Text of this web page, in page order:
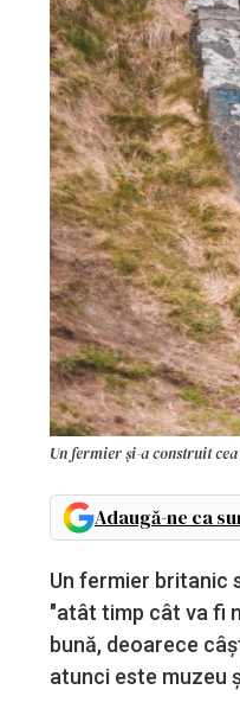
Un fermier și-a construit
Adaugă-ne ca
Un fermier britanic
"atât timp cât va fi
bună, deoarece
atunci este muzeu